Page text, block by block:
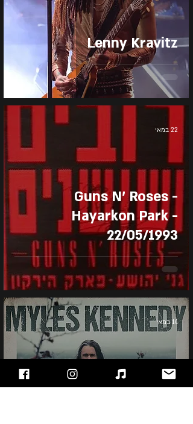
Lenny Kravitz
Guns N' Roses -
Hayarkon Park -
22/05/1993
22 במאי
14 במאי